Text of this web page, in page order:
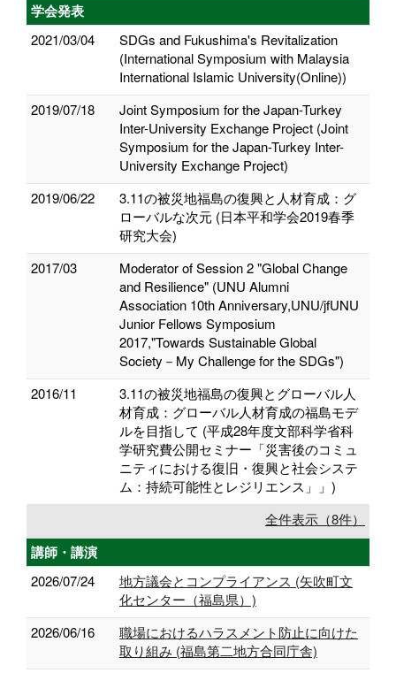
学会発表
2021/03/04
SDGs and Fukushima's Revitalization
(International Symposium with Malaysia
International Islamic University(Online))
2019/07/18
Joint Symposium for the Japan-Turkey
Inter-University Exchange Project (Joint
Symposium for the Japan-Turkey Inter-
University Exchange Project)
2019/06/22
3.11の被災地福島の復興と人材育成：グ
ローバルな次元 (日本平和学会2019春季
研究大会)
2017/03
Moderator of Session 2 "Global Change
and Resilience" (UNU Alumni
Association 10th Anniversary,UNU/jfUNU
Junior Fellows Symposium
2017,"Towards Sustainable Global
Society－My Challenge for the SDGs")
2016/11
3.11の被災地福島の復興とグローバル人
材育成：グローバル人材育成の福島モデ
ルを目指して (平成28年度文部科学省科
学研究費公開セミナー「災害後のコミュ
ニティにおける復旧・復興と社会システ
ム：持続可能性とレジリエンス」」)
全件表示（8件）
講師・講演
2026/07/24
地方議会とコンプライアンス (矢吹町文
化センター（福島県）)
2026/06/16
職場におけるハラスメント防止に向けた
取り組み (福島第二地方合同庁舎)